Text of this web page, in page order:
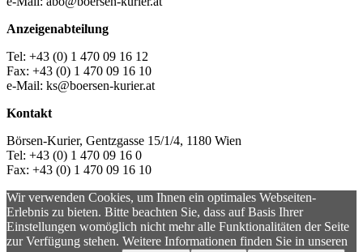
Anzeigenabteilung
Tel: +43 (0) 1 470 09 16 12
Fax: +43 (0) 1 470 09 16 10
e-Mail: ks@boersen-kurier.at
Kontakt
Börsen-Kurier, Gentzgasse 15/1/4, 1180 Wien
Tel: +43 (0) 1 470 09 16 0
Fax: +43 (0) 1 470 09 16 10
Wir verwenden Cookies, um Ihnen ein optimales Webseiten-
Erlebnis zu bieten. Bitte beachten Sie, dass auf Basis Ihrer
Einstellungen womöglich nicht mehr alle Funktionalitäten der Seite
zur Verfügung stehen. Weitere Informationen finden Sie in unseren